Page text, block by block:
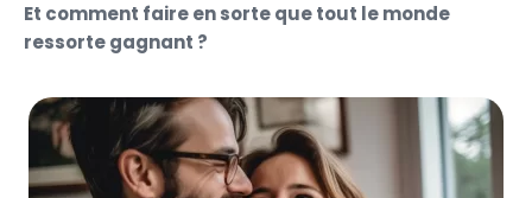
Et comment faire en sorte que tout le monde
ressorte gagnant ?